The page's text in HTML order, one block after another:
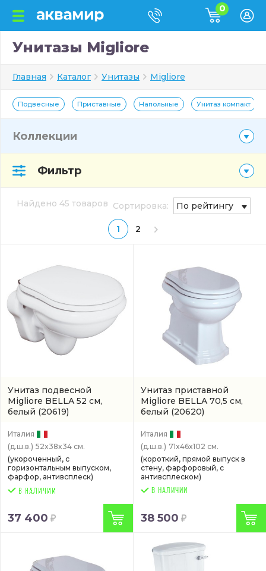
0
Унитазы Migliore
Главная Каталог Унитазы Migliore
Подвесные Приставные Напольные Унитаз компакт
Коллекции
Фильтр
Найдено 45 товаров
1 2
Сортировка: По рейтингу
Унитаз подвесной
Migliore BELLA 52 см,
белый (20619)
Италия
(д.ш.в.) 52x38x34 см.
(укороченный, с
горизонтальным выпуском,
фарфор, антивсплеск)
37 400
Унитаз приставной
Migliore BELLA 70,5 см,
белый (20620)
Италия
(д.ш.в.) 71x46x102 см.
(короткий, прямой выпуск в
стену, фарфоровый, с
антивсплеском)
В НАЛИЧИИ
38 500